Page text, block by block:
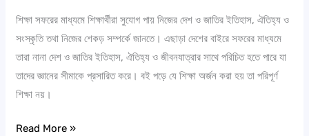
শিক্ষা সফরের মাধ্যমে শিক্ষার্থীরা সুযোগ পায় নিজের দেশ ও জাতির ইতিহাস, ঐতিহ্য ও
সংস্কৃতি তথা নিজের শেকড় সম্পর্কে জানতে। এছাড়া দেশের বাইরে সফরের মাধ্যমে
তারা নানা দেশ ও জাতির ইতিহাস, ঐতিহ্য ও জীবনযাত্রার সাথে পরিচিত হতে পারে যা
তাদের জ্ঞানের সীমাকে প্রসারিত করে। বই পড়ে যে শিক্ষা অর্জন করা হয় তা পরিপূর্ণ
শিক্ষা নয়।
Read More »